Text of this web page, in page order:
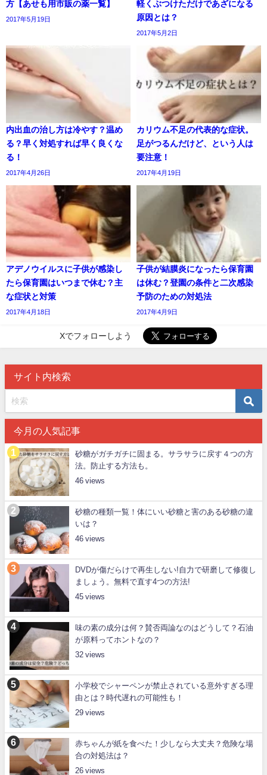
方【あせも用市販の薬一覧】
2017年5月19日
軽くぶつけただけであざになる
原因とは？
2017年5月2日
内出血の治し方は冷やす？温め
る？早く対処すれば早く良くな
る！
2017年4月26日
カリウム不足の代表的な症状。
足がつるんだけど、という人は
要注意！
2017年4月19日
アデノウイルスに子供が感染し
たら保育園はいつまで休む？主
な症状と対策
2017年4月18日
子供が結膜炎になったら保育園
は休む？登園の条件と二次感染
予防のための対処法
2017年4月9日
Xでフォローしよう
サイト内検索
今月の人気記事
砂糖がガチガチに固まる。サラサラに戻す４つの方
法。防止する方法も。
46
砂糖の種類一覧！体にいい砂糖と害のある砂糖の違
いは？
46
DVDが傷だらけで再生しない!自力で研磨して修復し
ましょう。無料で直す4つの方法!
45
味の素の成分は何？賛否両論なのはどうして？石油
が原料ってホントなの？
32
小学校でシャーペンが禁止されている意外すぎる理
由とは？時代遅れの可能性も！
29
赤ちゃんが紙を食べた！少しなら大丈夫？危険な場
合の対処法は？
26